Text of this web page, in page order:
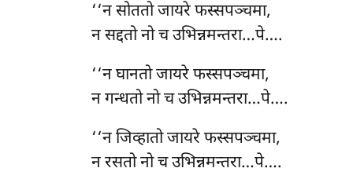
‘‘नसोततो जायरे फस्सपञ्चमा,
न सद्दतो नो च उभिन्नमन्तरा…पे….
‘‘न घानतो जायरे फस्सपञ्चमा,
न गन्धतो नो च उभिन्नमन्तरा…पे….
‘‘न जिव्हातो जायरे फस्सपञ्चमा,
न रसतो नो च उभिन्नमन्तरा…पे….